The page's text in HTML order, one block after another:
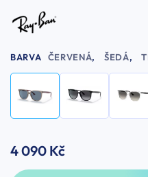
BARVA ČERVENÁ, ŠEDÁ,
4 090 Kč